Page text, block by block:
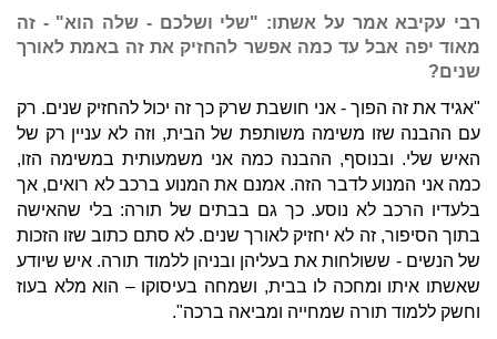
רבי עקיבא אמר על אשתו: "שלי ושלכם - שלה הוא" - זה
מאוד יפה אבל עד כמה אפשר להחזיק את זה באמת לאורך
שנים?
"אגיד את זה הפוך - אני חושבת שרק כך זה יכול להחזיק שנים. רק
עם ההבנה שזו משימה משותפת של הבית, וזה לא עניין רק של
האיש שלי. ובנוסף, ההבנה כמה אני משמעותית במשימה הזו,
כמה אני המנוע לדבר הזה. אמנם את המנוע ברכב לא רואים, אך
בלעדיו הרכב לא נוסע. כך גם בבתים של תורה: בלי שהאישה
בתוך הסיפור, זה לא יחזיק לאורך שנים. לא סתם כתוב שזו הזכות
של הנשים - ששולחות את בעליהן ובניהן ללמוד תורה. איש שיודע
שאשתו איתו ומחכה לו בבית, ושמחה בעיסוקו – הוא מלא בעוז
וחשק ללמוד תורה שמחייה ומביאה ברכה".